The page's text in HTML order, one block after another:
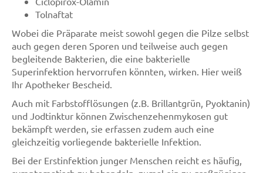
Tolnaftat
Wobei die Präparate meist sowohl gegen die Pilze selbst
auch gegen deren Sporen und teilweise auch gegen
begleitende Bakterien, die eine bakterielle
Superinfektion hervorrufen könnten, wirken. Hier weiß
Ihr Apotheker Bescheid.
Auch mit Farbstofflösungen (z.B. Brillantgrün, Pyoktanin)
und Jodtinktur können Zwischenzehenmykosen gut
bekämpft werden, sie erfassen zudem auch eine
gleichzeitig vorliegende bakterielle Infektion.
Bei der Erstinfektion junger Menschen reicht es häufig,